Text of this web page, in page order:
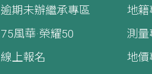
逾期未辦繼承專區
75風華·榮耀50
線上報名
地
測
地